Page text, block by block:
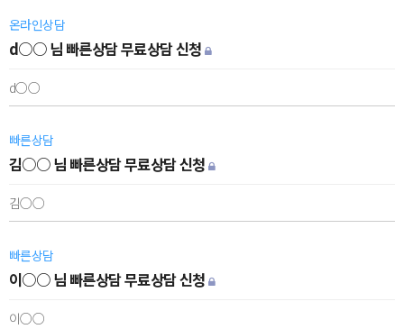
온라인상담
d○○ 님 빠른상담 무료상담 신청
d○○
빠른상담
김○○ 님 빠른상담 무료상담 신청
김○○
빠른상담
이○○ 님 빠른상담 무료상담 신청
이○○